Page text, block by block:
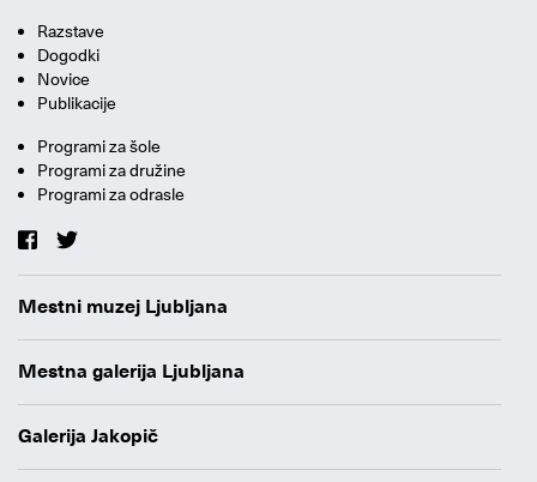
Razstave
Dogodki
Novice
Publikacije
Programi za šole
Programi za družine
Programi za odrasle
Mestni muzej Ljubljana
Mestna galerija Ljubljana
Galerija Jakopič